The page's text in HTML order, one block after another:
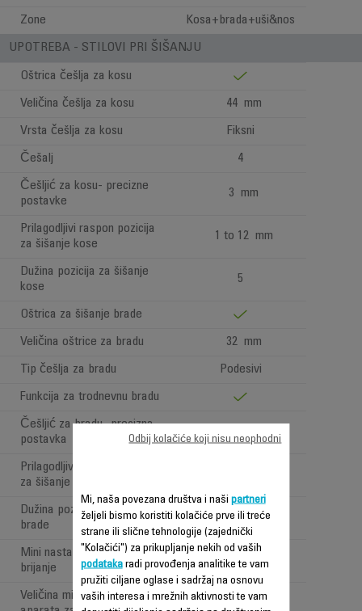
Zone Kosa+brada+uši&nos
UPOTREBA - STILOVI PRI ŠIŠANJU
Oštrica češlja za kosu
Veličina češlja za kosu 44 mm
Vrsta češlja za kosu Fiksni
Češalj 4
Češljić za kosu- precizne
postavke
3 mm
Prilagodljivi raspon pozicija
za šišanje kose
1 to 12 mm
Dužina pozicija za šišanje
kose
5
Oštrica za šišanje brade
Veličina oštrice za bradu 32 mm
Tip češlja za bradu Podesivi
Funkcija za trodnevnu bradu
Češljić za bradu- precizna
postavka
1 mm
Prilagodljivi raspon pozicija
za šišanje brade
Dužina pozicija za šišanje
brade
7
Mini nastavak aparata za
brijanje
Veličina mini nastavak
25 mm
Mi, naša povezana društva i naši partneri
željeli bismo koristiti kolačiće prve ili treće
strane ili slične tehnologije (zajednički
"Kolačići") za prikupljanje nekih od vaših
podatakaradi provođenja analitike te vam
pružiti ciljane oglase i sadržaj na osnovu
vaših interesa i mrežnih aktivnosti te vam
Odbij kolačiće koji nisu neophodni